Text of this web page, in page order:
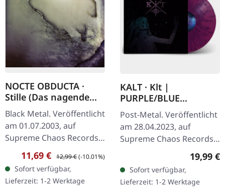
NOCTE OBDUCTA ·
Stille (Das nagende
Schweigen) | CD
Black Metal. Veröffentlicht
am 01.07.2003, auf
Supreme Chaos Records.
CD im Jewelcase. Mit
"Stille (Das nagende
Schweigen)" zeigen sich
Nocte Obducta…
Verkaufspreis:
11,69 € Regulärer Preis:
12,99 €(-10.01%)
Sofort verfügbar,
Lieferzeit: 1-2 Werktage
KALT · Klt |
PURPLE/BLUE
SPLATTER LP
Post-Metal. Veröffentlicht
am 28.04.2023, auf
Supreme Chaos Records.
SCR-Exklusives Splatter-
Vinyl auf transparent lila
Vinyl mit blauen Splattern,
…
19,99 €
Sofort verfügbar,
Lieferzeit: 1-2 Werktage